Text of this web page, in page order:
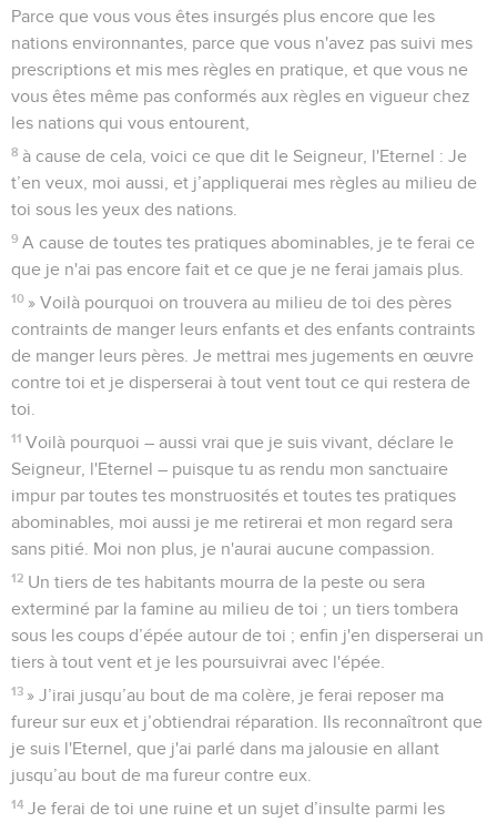
Parce que vous vous êtes insurgés plus encore que les
nations environnantes, parce que vous n'avez pas suivi mes
prescriptions et mis mes règles en pratique, et que vous ne
vous êtes même pas conformés aux règles en vigueur chez
les nations qui vous entourent,
8 à cause de cela, voici ce que dit le Seigneur, l'Eternel : Je
t’en veux, moi aussi, et j’appliquerai mes règles au milieu de
toi sous les yeux des nations.
9 A cause de toutes tes pratiques abominables, je te ferai ce
que je n'ai pas encore fait et ce que je ne ferai jamais plus.
10 » Voilà pourquoi on trouvera au milieu de toi des pères
contraints de manger leurs enfants et des enfants contraints
de manger leurs pères. Je mettrai mes jugements en œuvre
contre toi et je disperserai à tout vent tout ce qui restera de
toi.
11 Voilà pourquoi – aussi vrai que je suis vivant, déclare le
Seigneur, l'Eternel – puisque tu as rendu mon sanctuaire
impur par toutes tes monstruosités et toutes tes pratiques
abominables, moi aussi je me retirerai et mon regard sera
sans pitié. Moi non plus, je n'aurai aucune compassion.
12 Un tiers de tes habitants mourra de la peste ou sera
exterminé par la famine au milieu de toi ; un tiers tombera
sous les coups d’épée autour de toi ; enfin j'en disperserai un
tiers à tout vent et je les poursuivrai avec l'épée.
13 » J’irai jusqu’au bout de ma colère, je ferai reposer ma
fureur sur eux et j’obtiendrai réparation. Ils reconnaîtront que
je suis l'Eternel, que j'ai parlé dans ma jalousie en allant
jusqu’au bout de ma fureur contre eux.
14 Je ferai de toi une ruine et un sujet d’insulte parmi les